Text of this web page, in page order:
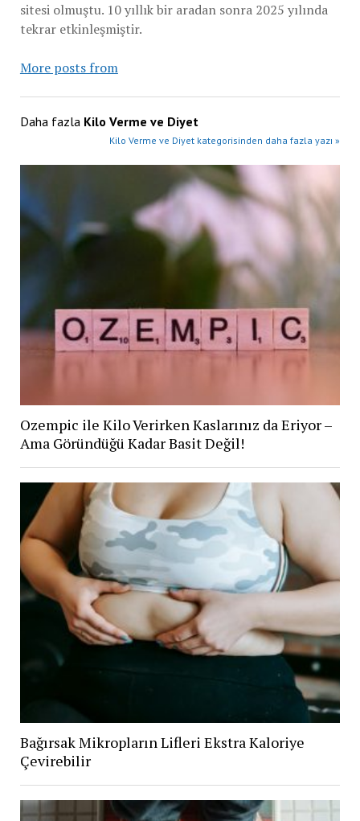
sitesi olmuştu. 10 yıllık bir aradan sonra 2025 yılında
tekrar etkinleşmiştir.
More posts from
Daha fazla Kilo Verme ve Diyet
Kilo Verme ve Diyet kategorisinden daha fazla yazı »
Ozempic ile Kilo Verirken Kaslarınız da Eriyor –
Ama Göründüğü Kadar Basit Değil!
Bağırsak Mikropların Lifleri Ekstra Kaloriye
Çevirebilir